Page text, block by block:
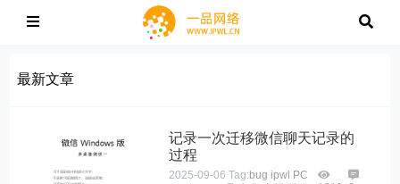
最新文章
记录一次迁移微信聊天记录的
过程
2025-09-06 Tag: bug ipwl PC